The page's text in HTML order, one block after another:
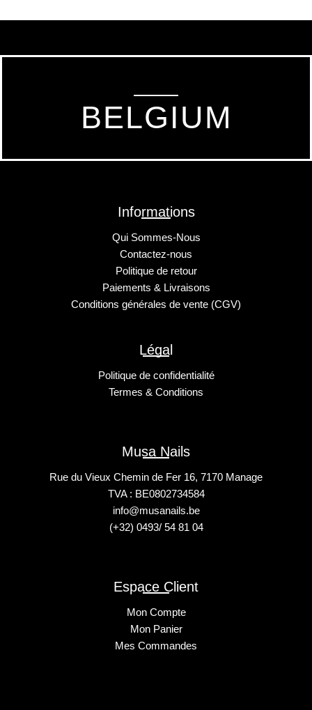
BELGIUM
Informations
Qui Sommes-Nous
Contactez-nous
Politique de retour
Paiements & Livraisons
Conditions générales de vente (CGV)
Légal
Politique de confidentialité
Termes & Conditions
Musa Nails
Rue du Vieux Chemin de Fer 16, 7170 Manage
TVA : BE0802734584
info@musanails.be
(+32) 0493/ 54 81 04
Espace Client
Mon Compte
Mon Panier
Mes Commandes